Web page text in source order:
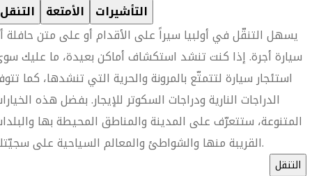
التنقل الأمتعة التأشيرات
يسهل التنقّل في أولبيا سيراً على الأقدام أو على متن حافلة
سيارة أجرة. إذا كنت تنشد استكشاف أماكن بعيدة، ما عليك
استئجار سيارة لتتمتّع بالمرونة والحرية التي تنشدها، كما
الدراجات النارية ودراجات السكوتر للإيجار. بفضل هذه
المتنوعة، ستتعرّف على المدينة والمناطق المحيطة بها
القريبة منها والشواطئ والمعالم السياحية على سجيّتك.
التنقل